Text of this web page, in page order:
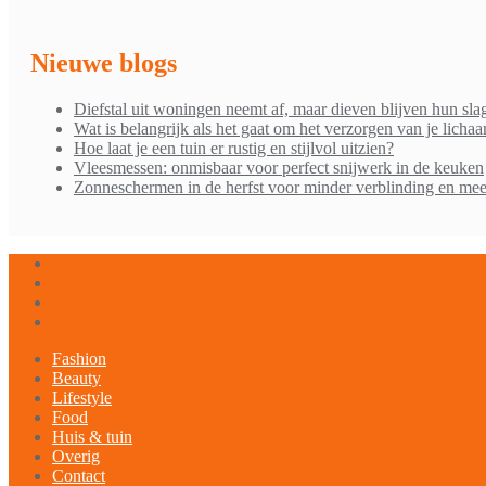
Nieuwe blogs
Diefstal uit woningen neemt af, maar dieven blijven hun
Wat is belangrijk als het gaat om het verzorgen van je
Hoe laat je een tuin er rustig en stijlvol uitzien?
Vleesmessen: onmisbaar voor perfect snijwerk in de keuken
Zonneschermen in de herfst voor minder verblinding en
Fashion
Beauty
Lifestyle
Food
Huis & tuin
Overig
Contact